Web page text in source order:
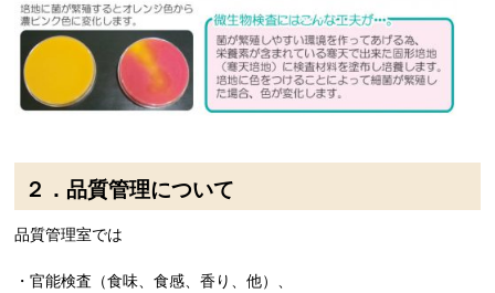
２．品質管理について
品質管理室では
・官能検査（食味、食感、香り、他）、